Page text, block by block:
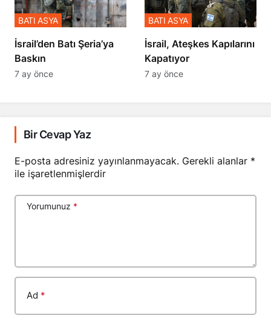
​​​​​​​İsrail’den Batı Şeria’ya
Baskın
BATI ASYA
7 ay önce
İsrail, Ateşkes Kapılarını
Kapatıyor
BATI ASYA
7 ay önce
Bir Cevap Yaz
E-posta adresiniz yayınlanmayacak. Gerekli alanlar *
ile işaretlenmişlerdir
Yorumunuz *
Ad *